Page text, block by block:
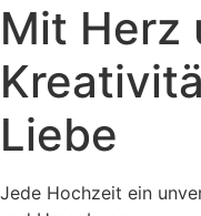
Mit Herz
Liebe
Jede Hochzeit ein